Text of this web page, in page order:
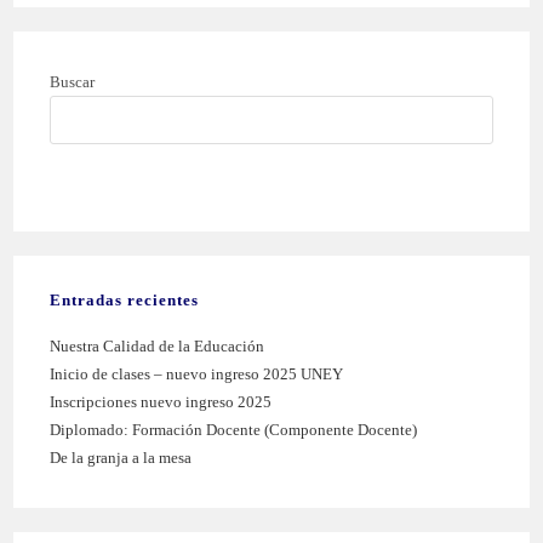
Buscar
Entradas recientes
Nuestra Calidad de la Educación
Inicio de clases – nuevo ingreso 2025 UNEY
Inscripciones nuevo ingreso 2025
Diplomado: Formación Docente (Componente Docente)
De la granja a la mesa